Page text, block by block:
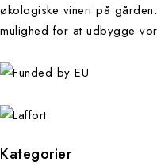
økologiske vineri på
mulighed for at udbygge
Kategorier